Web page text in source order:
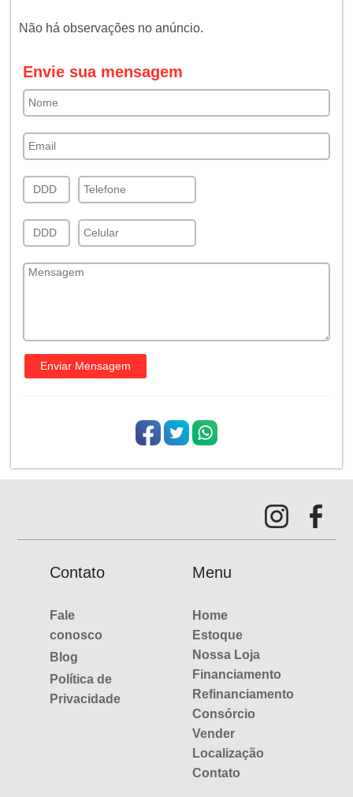
Não há observações no anúncio.
Envie sua mensagem
Contato Menu
Fale
conosco
Blog
Política de
Privacidade
Home
Estoque
Nossa Loja
Financiamento
Refinanciamento
Consórcio
Vender
Localização
Contato